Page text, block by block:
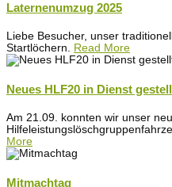
Laternenumzug 2025
Liebe Besucher, unser
Startlöchern. Read More
Neues HLF20 in Dienst
Am 21.09. konnten wir unser
More
Mitmachtag